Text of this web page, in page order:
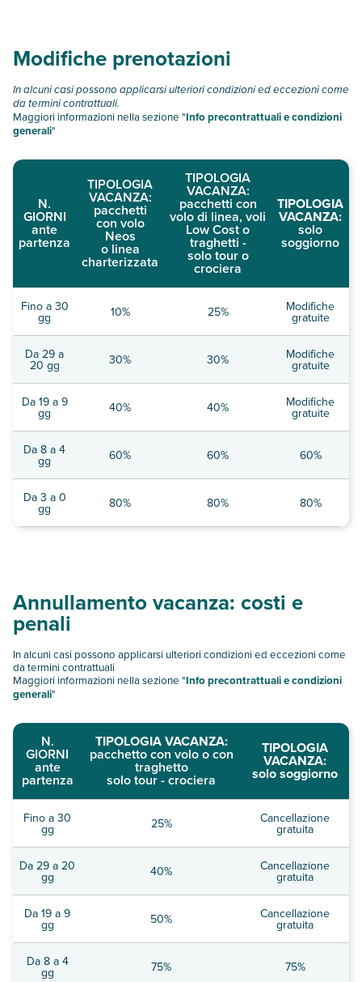
Modifiche prenotazioni
In alcuni casi possono applicarsi ulteriori condizioni ed eccezioni come
da termini contrattuali.
Maggiori informazioni nella sezione "Info precontrattuali e condizioni
generali"
N.
GIORNI
ante
partenza
TIPOLOGIA
VACANZA:
pacchetti
con volo
Neos
o linea
charterizzata
TIPOLOGIA
VACANZA:
pacchetti con
volo di linea, voli
Low Cost o
traghetti -
solo tour o
crociera
TIPOLOGIA
VACANZA:
solo
soggiorno
Fino a 30
gg 10% 25% Modifiche
gratuite
Da 29 a
20 gg 30% 30% Modifiche
gratuite
Da 19 a 9
gg 40% 40% Modifiche
gratuite
Da 8 a 4
gg 60% 60% 60%
Da 3 a 0
gg 80% 80% 80%
Annullamento vacanza: costi e
penali
In alcuni casi possono applicarsi ulteriori condizioni ed eccezioni come
da termini contrattuali
Maggiori informazioni nella sezione "Info precontrattuali e condizioni
generali"
N.
GIORNI
ante
partenza
TIPOLOGIA VACANZA:
pacchetto con volo o con
traghetto
solo tour - crociera
TIPOLOGIA
VACANZA:
solo soggiorno
Fino a 30
gg 25% Cancellazione
gratuita
Da 29 a 20
gg 40% Cancellazione
gratuita
Da 19 a 9
gg 50% Cancellazione
gratuita
Da 8 a 4
gg 75% 75%